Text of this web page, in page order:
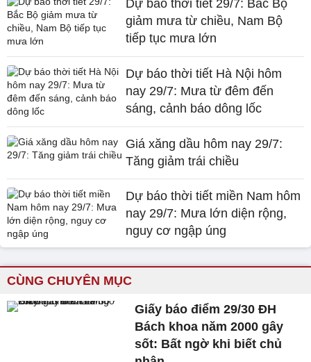
Dự báo thời tiết 29/7: Bắc Bộ
giảm mưa từ chiều, Nam Bộ
tiếp tục mưa lớn
Dự báo thời tiết Hà Nội hôm
nay 29/7: Mưa từ đêm đến
sáng, cảnh báo dông lốc
Giá xăng dầu hôm nay 29/7:
Tăng giảm trái chiều
Dự báo thời tiết miền Nam hôm
nay 29/7: Mưa lớn diện rộng,
nguy cơ ngập úng
CÙNG CHUYÊN MỤC
Giấy báo điểm 29/30 ĐH
Bách khoa năm 2000 gây
sốt: Bất ngờ khi biết chủ